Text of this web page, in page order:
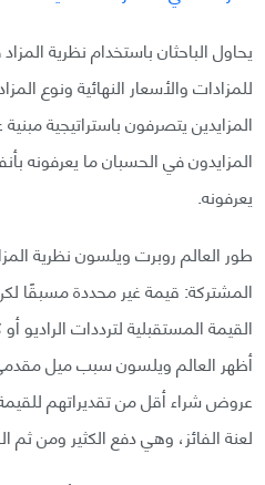
يحاول الباحثان باستخدام نظرية
للمزادات والأسعار النهائية ونوع
المزايدين يتصرفون باستراتيجية
المزايدون في الحسبان ما يعرفونه
يعرفونه.
طور العالم روبرت ويلسون نظرية
المشتركة: قيمة غير محددة مسبقًا
القيمة المستقبلية لترددات
أظهر العالم ويلسون سبب ميل مقدمي
عروض شراء أقل من تقديراتهم
لعنة الفائز، وهي دفع الكثير ومن ثم